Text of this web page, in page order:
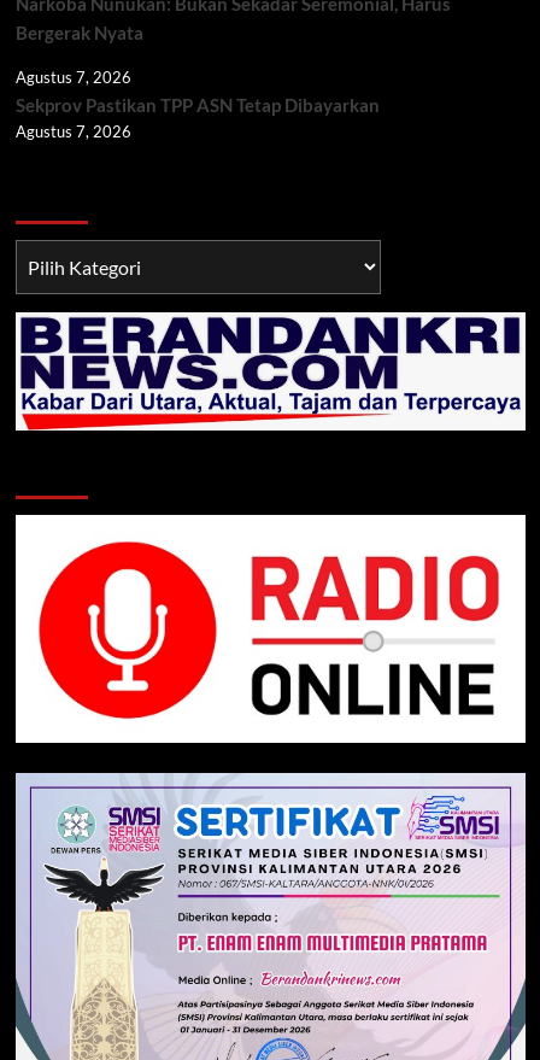
Bergerak Nyata
Agustus 7, 2026
Sekprov Pastikan TPP ASN Tetap Dibayarkan
Agustus 7, 2026
TNI/POLRI